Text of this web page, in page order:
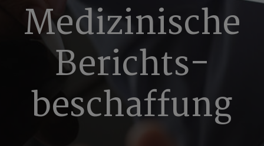
Unternehmen
Medizinische
Berichts­
beschaffung